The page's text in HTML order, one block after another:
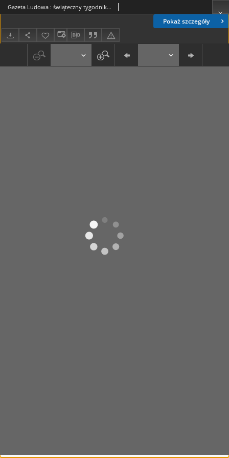
Pokaż szczegóły
Gazeta Ludowa : świąteczny tygodnik ilustrowany 1917-04-29, R. 3, Nr 18